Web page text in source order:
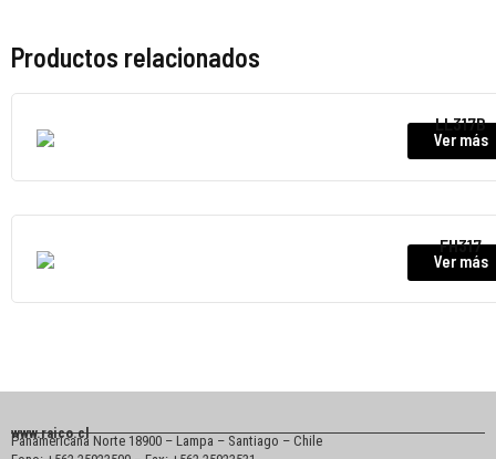
Productos relacionados
LL317B
Ver más
FH317
Ver más
www.raico.cl
Panamericana Norte 18900 – Lampa – Santiago – Chile